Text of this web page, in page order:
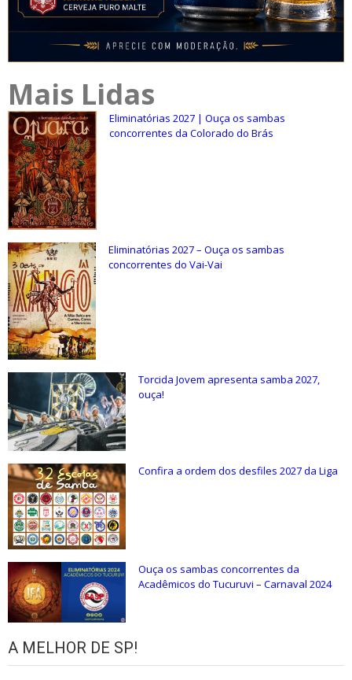
Mais Lidas
Eliminatórias 2027 | Ouça os sambas
concorrentes da Colorado do Brás
Eliminatórias 2027 – Ouça os sambas
concorrentes do Vai-Vai
Torcida Jovem apresenta samba 2027,
ouça!
Confira a ordem dos desfiles 2027 da Liga
Ouça os sambas concorrentes da
Acadêmicos do Tucuruvi – Carnaval 2024
A MELHOR DE SP!